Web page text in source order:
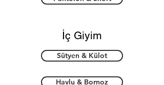
İç Giyim
Sütyen & Külot
Havlu & Bornoz